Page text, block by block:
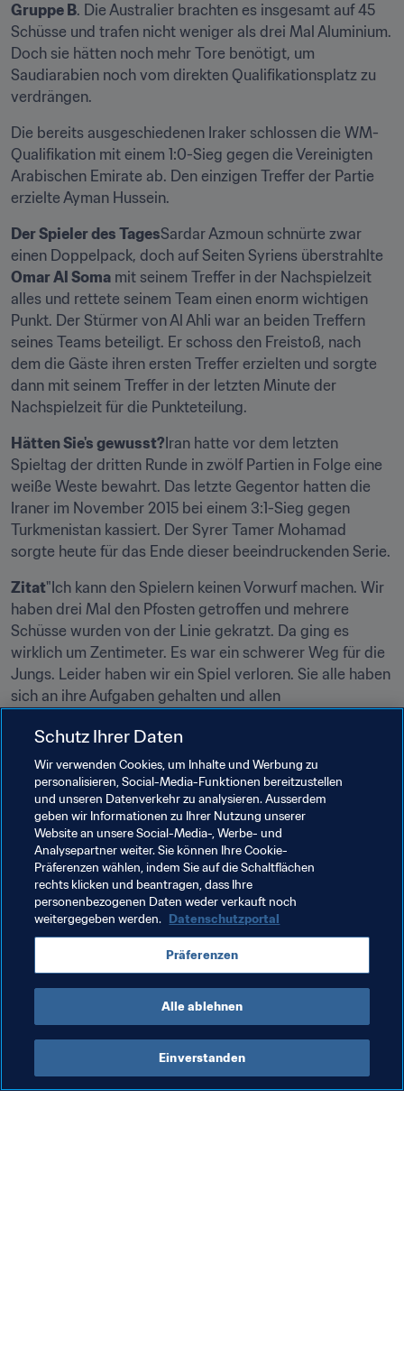
Gruppe B. Die Australier brachten es insgesamt auf 45
Schüsse und trafen nicht weniger als drei Mal Aluminium.
Doch sie hätten noch mehr Tore benötigt, um
Saudiarabien noch vom direkten Qualifikationsplatz zu
verdrängen.
Die bereits ausgeschiedenen Iraker schlossen die WM-
Qualifikation mit einem 1:0-Sieg gegen die Vereinigten
Arabischen Emirate ab. Den einzigen Treffer der Partie
erzielte Ayman Hussein.
Der Spieler des TagesSardar Azmoun schnürte zwar
Omar Al Soma mit seinem Treffer in der Nachspielzeit
alles und rettete seinem Team einen enorm wichtigen
Punkt. Der Stürmer von Al Ahli war an beiden Treffern
seines Teams beteiligt. Er schoss den Freistoß, nach
dem die Gäste ihren ersten Treffer erzielten und sorgte
dann mit seinem Treffer in der letzten Minute der
Nachspielzeit für die Punkteteilung.
Hätten Sie's gewusst? Iran hatte vor dem letzten
Spieltag der dritten Runde in zwölf Partien in Folge eine
weiße Weste bewahrt. Das letzte Gegentor hatten die
Iraner im November 2015 bei einem 3:1-Sieg gegen
Turkmenistan kassiert. Der Syrer Tamer Mohamad
sorgte heute für das Ende dieser beeindruckenden Serie.
Zitat"Ich kann den Spielern keinen Vorwurf machen. Wir
haben drei Mal den Pfosten getroffen und mehrere
Schüsse wurden von der Linie gekratzt. Da ging es
wirklich um Zentimeter. Es war ein schwerer Weg für die
Jungs. Leider haben wir ein Spiel verloren. Sie alle haben
sich an ihre Aufgaben gehalten und allen
Ange Postecoglou (Nationaltrainer, Australien)
Verwandte Themen
Australia China PR IR Iran Iraq Japan
Korea Republic Qatar Saudi Arabia
Thailand United Arab Emirates Uzbekistan
AFC
Schutz Ihrer Daten
Wir verwenden Cookies, um Inhalte und Werbung zu
personalisieren, Social-Media-Funktionen bereitzustellen
und unseren Datenverkehr zu analysieren. Ausserdem
geben wir Informationen zu Ihrer Nutzung unserer
Website an unsere Social-Media-, Werbe- und
Analysepartner weiter. Sie können Ihre Cookie-
Präferenzen wählen, indem Sie auf die Schaltflächen
rechts klicken und beantragen, dass Ihre
personenbezogenen Daten weder verkauft noch
weitergegeben werden. Datenschutzportal
Präferenzen
Alle ablehnen
Einverstanden